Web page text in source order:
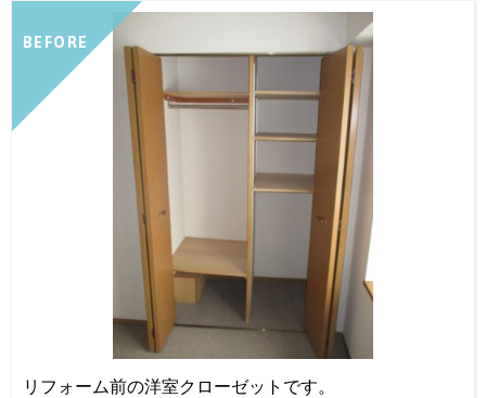
BEFORE
リフォーム前の洋室クローゼットです。